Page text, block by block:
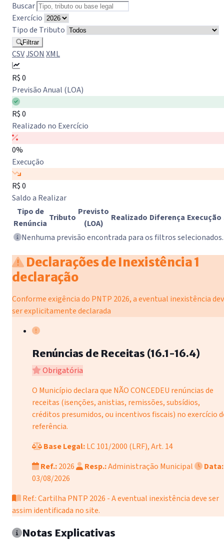
Buscar
Exercício
Tipo de Tributo
Filtrar
CSVJSON XML
R$ 0
Previsão Anual (LOA)
R$ 0
Realizado no Exercício
0%
Execução
R$ 0
Saldo a Realizar
Tipo de
Renúncia
Tributo
Previsto
(LOA)
Realizado Diferença Execução
Nenhuma previsão encontrada para os filtros selecionados.
Declarações de Inexistência1
declaração
Conforme exigência do PNTP 2026, a eventual inexistência
ser explicitamente declarada
Renúncias de Receitas (16.1-16.4)
Obrigatória
O Município declara que NÃO CONCEDEU renúncias de
receitas (isenções, anistias, remissões, subsídios,
créditos presumidos, ou incentivos fiscais) no exercício
referência.
Base Legal:LC 101/2000 (LRF), Art. 14
Ref.:2026 Resp.:Administração Municipal
Data:
03/08/2026
Ref.: Cartilha PNTP 2026 - A eventual inexistência deve ser
assim identificada no site.
Notas Explicativas